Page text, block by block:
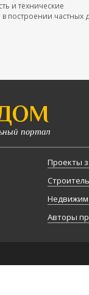
и технические
построении частных
портал
Проекты
Авторы